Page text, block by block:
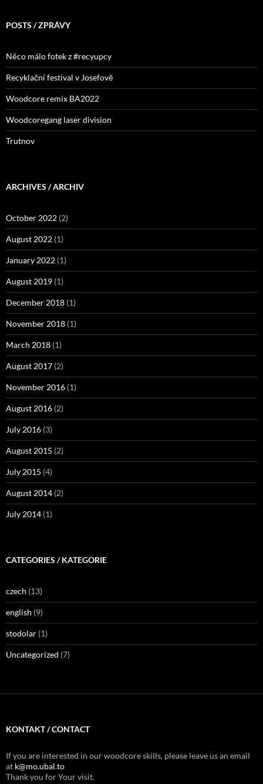
POSTS / ZPRÁVY
Něco málo fotek z #recyupcy
Recyklační festival v Josefově
Woodcore remix BA2022
Woodcoregang laser division
Trutnov
ARCHIVES / ARCHIV
October 2022 (2)
August 2022 (1)
January 2022 (1)
August 2019 (1)
December 2018 (1)
November 2018 (1)
March 2018 (1)
August 2017 (2)
November 2016 (1)
August 2016 (2)
July 2016 (3)
August 2015 (2)
July 2015 (4)
August 2014 (2)
July 2014 (1)
CATEGORIES / KATEGORIE
czech (13)
english (9)
stodolar (1)
Uncategorized (7)
KONTAKT / CONTACT
If you are interested in our woodcore skills, please leave us an email
at k@mo.ubal.to
Thank you for Your visit.